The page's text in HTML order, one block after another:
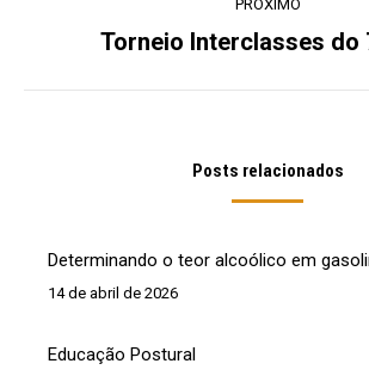
PRÓXIMO
Próximo
Torneio Interclasses do
Posts relacionados
Determinando o teor alcoólico em
14 de abril de 2026
Educação Postural